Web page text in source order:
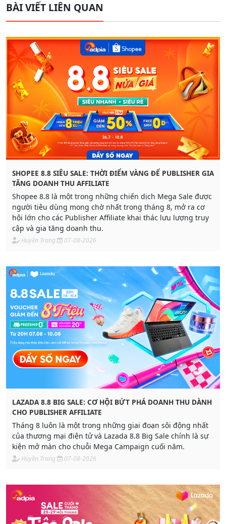
BÀI VIẾT LIÊN QUAN
SHOPEE 8.8 SIÊU SALE: THỜI ĐIỂM VÀNG ĐỂ PUBLISHER GIA
TĂNG DOANH THU AFFILIATE
Shopee 8.8 là một trong những chiến dịch Mega Sale được
người tiêu dùng mong chờ nhất trong tháng 8, mở ra cơ
hội lớn cho các Publisher Affiliate khai thác lưu lượng truy
cập và gia tăng doanh thu.
Huyền Trang 07-08-2026
LAZADA 8.8 BIG SALE: CƠ HỘI BỨT PHÁ DOANH THU DÀNH
CHO PUBLISHER AFFILIATE
Tháng 8 luôn là một trong những giai đoạn sôi động nhất
của thương mại điện tử và Lazada 8.8 Big Sale chính là sự
kiện mở màn cho chuỗi Mega Campaign cuối năm.
Huyền Trang 07-08-2026